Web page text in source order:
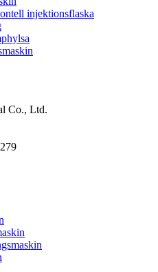
injektionsflaska
Co., Ltd.